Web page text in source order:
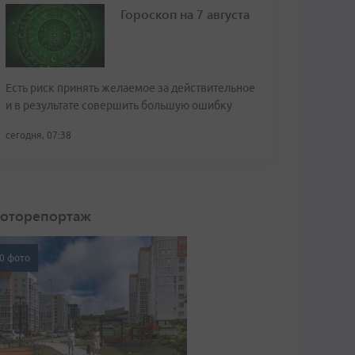
Гороскоп на 7 августа
Есть риск принять желаемое за действительное
и в результате совершить большую ошибку
сегодня, 07:38
фото